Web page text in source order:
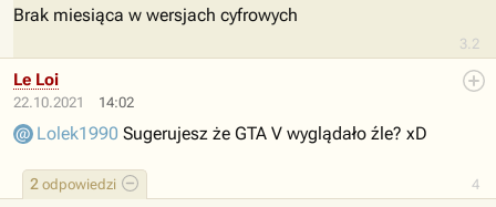
3.2
Brak miesiąca w wersjach cyfrowych
22.10.2021 14:02
4
2 odpowiedzi
Le Loi
Lolek1990 Sugerujesz że GTA V wyglądało źle? xD